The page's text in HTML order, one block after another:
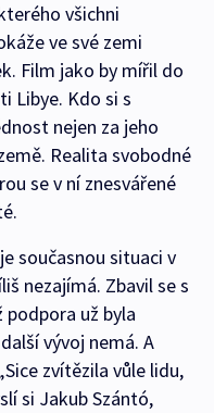
všichni
ve své zemi
Film jako by mířil do
Libye. Kdo si s
nejen za jeho
Realita svobodné
se v ní znesvářené
současnou situaci v
nezajímá. Zbavil se s
už byla
vývoj nemá. A
zvítězila vůle lidu,
si Jakub Szántó,